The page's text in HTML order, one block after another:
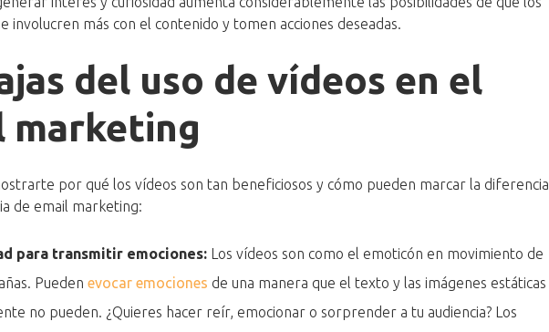
involucren más con el contenido y tomen acciones deseadas.
del uso de vídeos en el
marketing
por qué los vídeos son tan beneficiosos y cómo pueden marcar la diferencia
de email marketing:
para transmitir emociones: Los vídeos son como el emoticón en movimiento de
Puedenevocar emociones de una manera que el texto y las imágenes estáticas
no pueden. ¿Quieres hacer reír, emocionar o sorprender a tu audiencia? Los